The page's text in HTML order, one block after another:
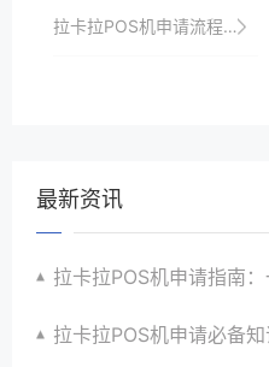
拉卡拉POS机申请流程及使用注意事项
最新资讯
拉卡拉POS机申请指南：一站式解
拉卡拉POS机申请必备知识：全面